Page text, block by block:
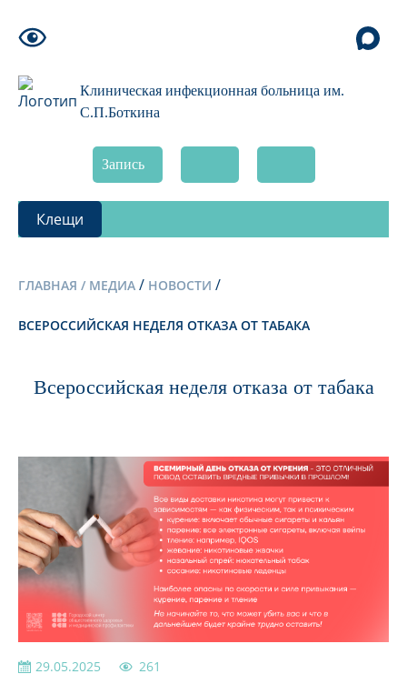
Клиническая инфекционная больница им.
С.П.Боткина
Запись
Клещи
ГЛАВНАЯ / МЕДИА / НОВОСТИ /
ВСЕРОССИЙСКАЯ НЕДЕЛЯ ОТКАЗА ОТ ТАБАКА
Всероссийская неделя отказа от табака
29.05.2025 261